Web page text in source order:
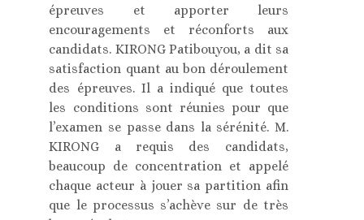
épreuves et apporter leurs
encouragements et réconforts aux
candidats. KIRONG Patibouyou, a dit sa
satisfaction quant au bon déroulement
des épreuves. Il a indiqué que toutes
les conditions sont réunies pour que
l’examen se passe dans la sérénité. M.
KIRONG a requis des candidats,
beaucoup de concentration et appelé
chaque acteur à jouer sa partition afin
que le processus s’achève sur de très